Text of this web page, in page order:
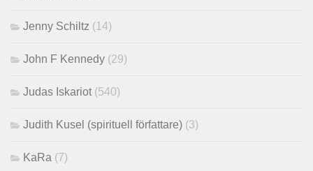
Jenny Schiltz (14)
John F Kennedy (29)
Judas Iskariot (540)
Judith Kusel (spirituell författare) (3)
KaRa (7)